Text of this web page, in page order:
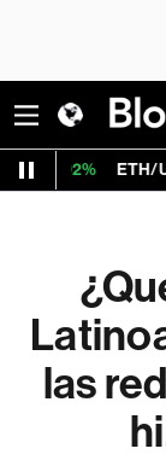
ETH/USD 1,915.123
las